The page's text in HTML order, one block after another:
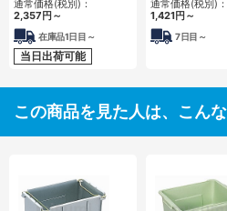
通常価格(税別)：
2,357円～
在庫品1日目～
当日出荷可能
通常価格(税別)：
1,421円～
7日目～
この商品を見た人は、こん